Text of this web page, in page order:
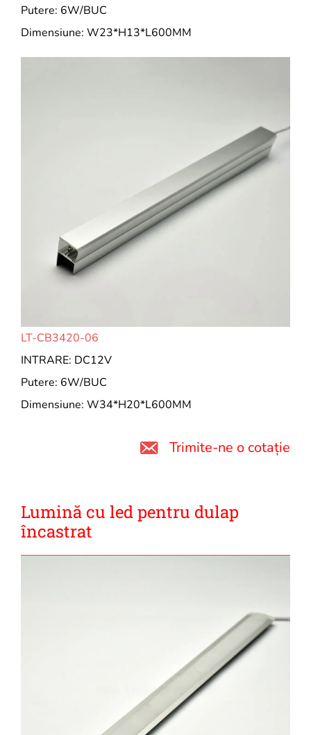
Putere: 6W/BUC
Dimensiune: W23*H13*L600MM
LT-CB3420-06
INTRARE: DC12V
Putere: 6W/BUC
Dimensiune: W34*H20*L600MM
Trimite-ne o cotație
Lumină cu led pentru dulap
încastrat